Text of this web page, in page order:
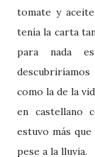
tomate y
tenía la carta
para nada
como la de la
en castellano
estuvo más
pese a la lluvia.